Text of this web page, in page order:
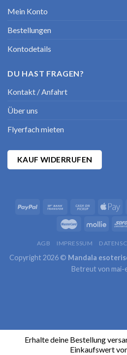
Erhalte deine Bestellung
Einkaufswert
Mein Konto
Bestellungen
Kontodetails
DU HAST FRAGEN?
Kontakt / Anfahrt
Über uns
Flyerfach mieten
KAUF WIDERRUFEN
AGB IMPRESSUM
Copyright 2026 © Mandala
Betreut von mai-